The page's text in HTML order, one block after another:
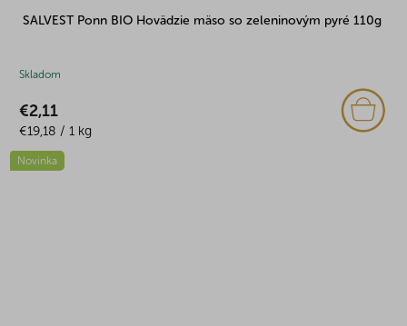
SALVEST Ponn BIO Hovädzie mäso so zeleninovým pyré 110g
Skladom
€2,11
Jednotková
cena:
€19,18 / 1 kg
Novinka